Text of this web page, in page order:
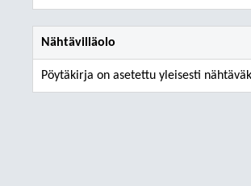
Nähtävilläolo
Pöytäkirja on asetettu yleisesti